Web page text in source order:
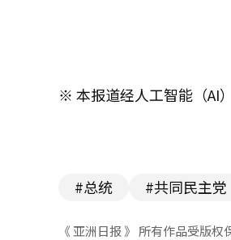
※ 本报道经人工智能（AI
#总统 #共同民主党
《 亚洲日报 》 所有作品受版权